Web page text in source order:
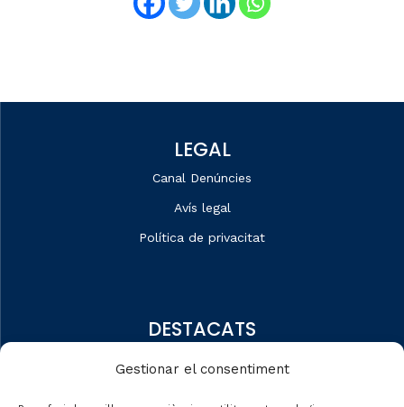
Gestionar el consentiment
LEGAL
Canal Denúncies
Avís legal
Política de privacitat
DESTACATS